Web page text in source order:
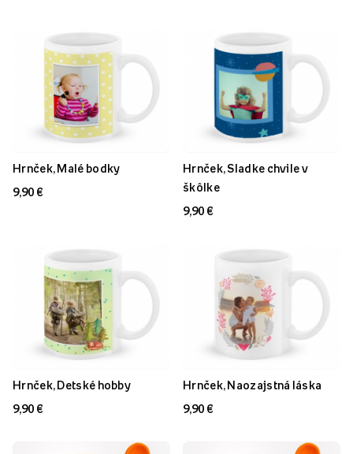
Hrnček, Malé bodky
9,90 €
Hrnček, Sladke chvile v
škôlke
9,90 €
Hrnček, Detské hobby
9,90 €
Hrnček, Naozajstná láska
9,90 €